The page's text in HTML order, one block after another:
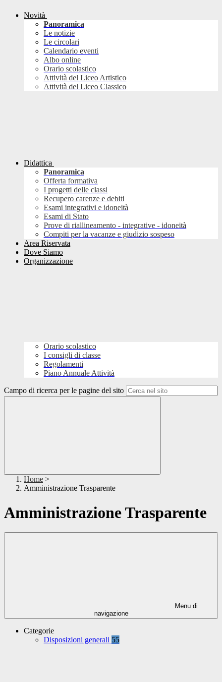
Novità
Panoramica
Le notizie
Le circolari
Calendario eventi
Albo online
Orario scolastico
Attività del Liceo Artistico
Attività del Liceo Classico
Didattica
Panoramica
Offerta formativa
I progetti delle classi
Recupero carenze e debiti
Esami integrativi e idoneità
Esami di Stato
Prove di riallineamento - integrative - idoneità
Compiti per la vacanze e giudizio sospeso
Area Riservata
Dove Siamo
Organizzazione
Orario scolastico
I consigli di classe
Regolamenti
Piano Annuale Attività
Campo di ricerca per le pagine del sito
Home >
Amministrazione Trasparente
Amministrazione Trasparente
Menu di
navigazione
Categorie
Disposizioni generali 55